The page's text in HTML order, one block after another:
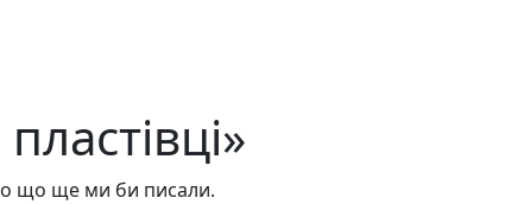
що ще ми би писали.